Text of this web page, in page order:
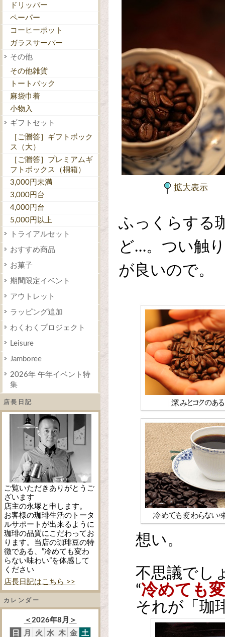
ドリッパー
ペーパー
コーヒーポット
ガラスサーバー
その他
その他雑貨
トートバック
麻袋巾着
小物入
ギフトセット
［ご贈答］ギフトボック
ス（大）
［ご贈答］プレミアムギ
フトボックス（桐箱）
3,000円未満
3,000円台
4,000円台
5,000円以上
トライアルセット
おすすめ商品
お菓子
期間限定イベント
アウトレット
ラッピング追加
わくわくプロジェクト
Leisure
Jamboree
2026年 午年イベント特
集
店長日記
ご覧いただきありがとうご
ざいます
店主の永塚と申します。
お客様の珈琲生活のトータ
ルサポートが出来るように
珈琲の品質にこだわってお
ります。当店の珈琲豆の特
徴である、”冷めても変わ
らない味わい”を体感して
ください
店長日記はこちら >>
カレンダー
＜ 2026年8月 ＞
日
月 火 水 木 金 土
拡大表示
ふっくらする
ど…。つい触
が良いので。
想い。
不思議でし
“冷めても
それが「珈